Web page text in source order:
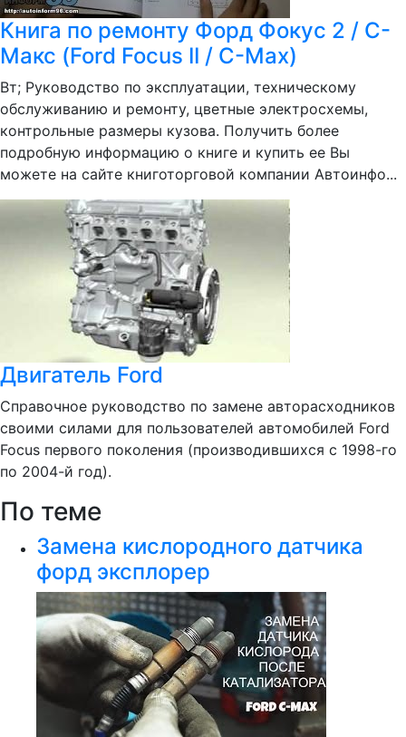
Книга по ремонту Форд Фокус 2 / С-
Макс (Ford Focus II / C-Max)
Вт; Руководство по эксплуатации, техническому
обслуживанию и ремонту, цветные электросхемы,
контрольные размеры кузова. Получить более
подробную информацию о книге и купить ее Вы
можете на сайте книготорговой компании Автоинфо...
Двигатель Ford
Справочное руководство по замене авторасходников
своими силами для пользователей автомобилей Ford
Focus первого поколения (производившихся с 1998-го
по 2004-й год).
По теме
Замена кислородного датчика
форд эксплорер